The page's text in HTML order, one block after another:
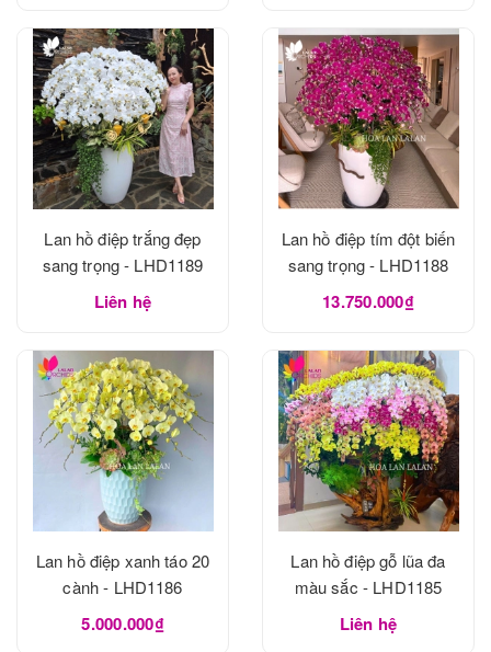
Lan hồ điệp trắng đẹp
sang trọng - LHD1189
Liên hệ
Lan hồ điệp tím đột biến
sang trọng - LHD1188
13.750.000₫
Lan hồ điệp xanh táo 20
cành - LHD1186
5.000.000₫
Lan hồ điệp gỗ lũa đa
màu sắc - LHD1185
Liên hệ